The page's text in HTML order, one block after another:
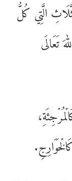
الَّتِي كُلُّ
تَعَالَى